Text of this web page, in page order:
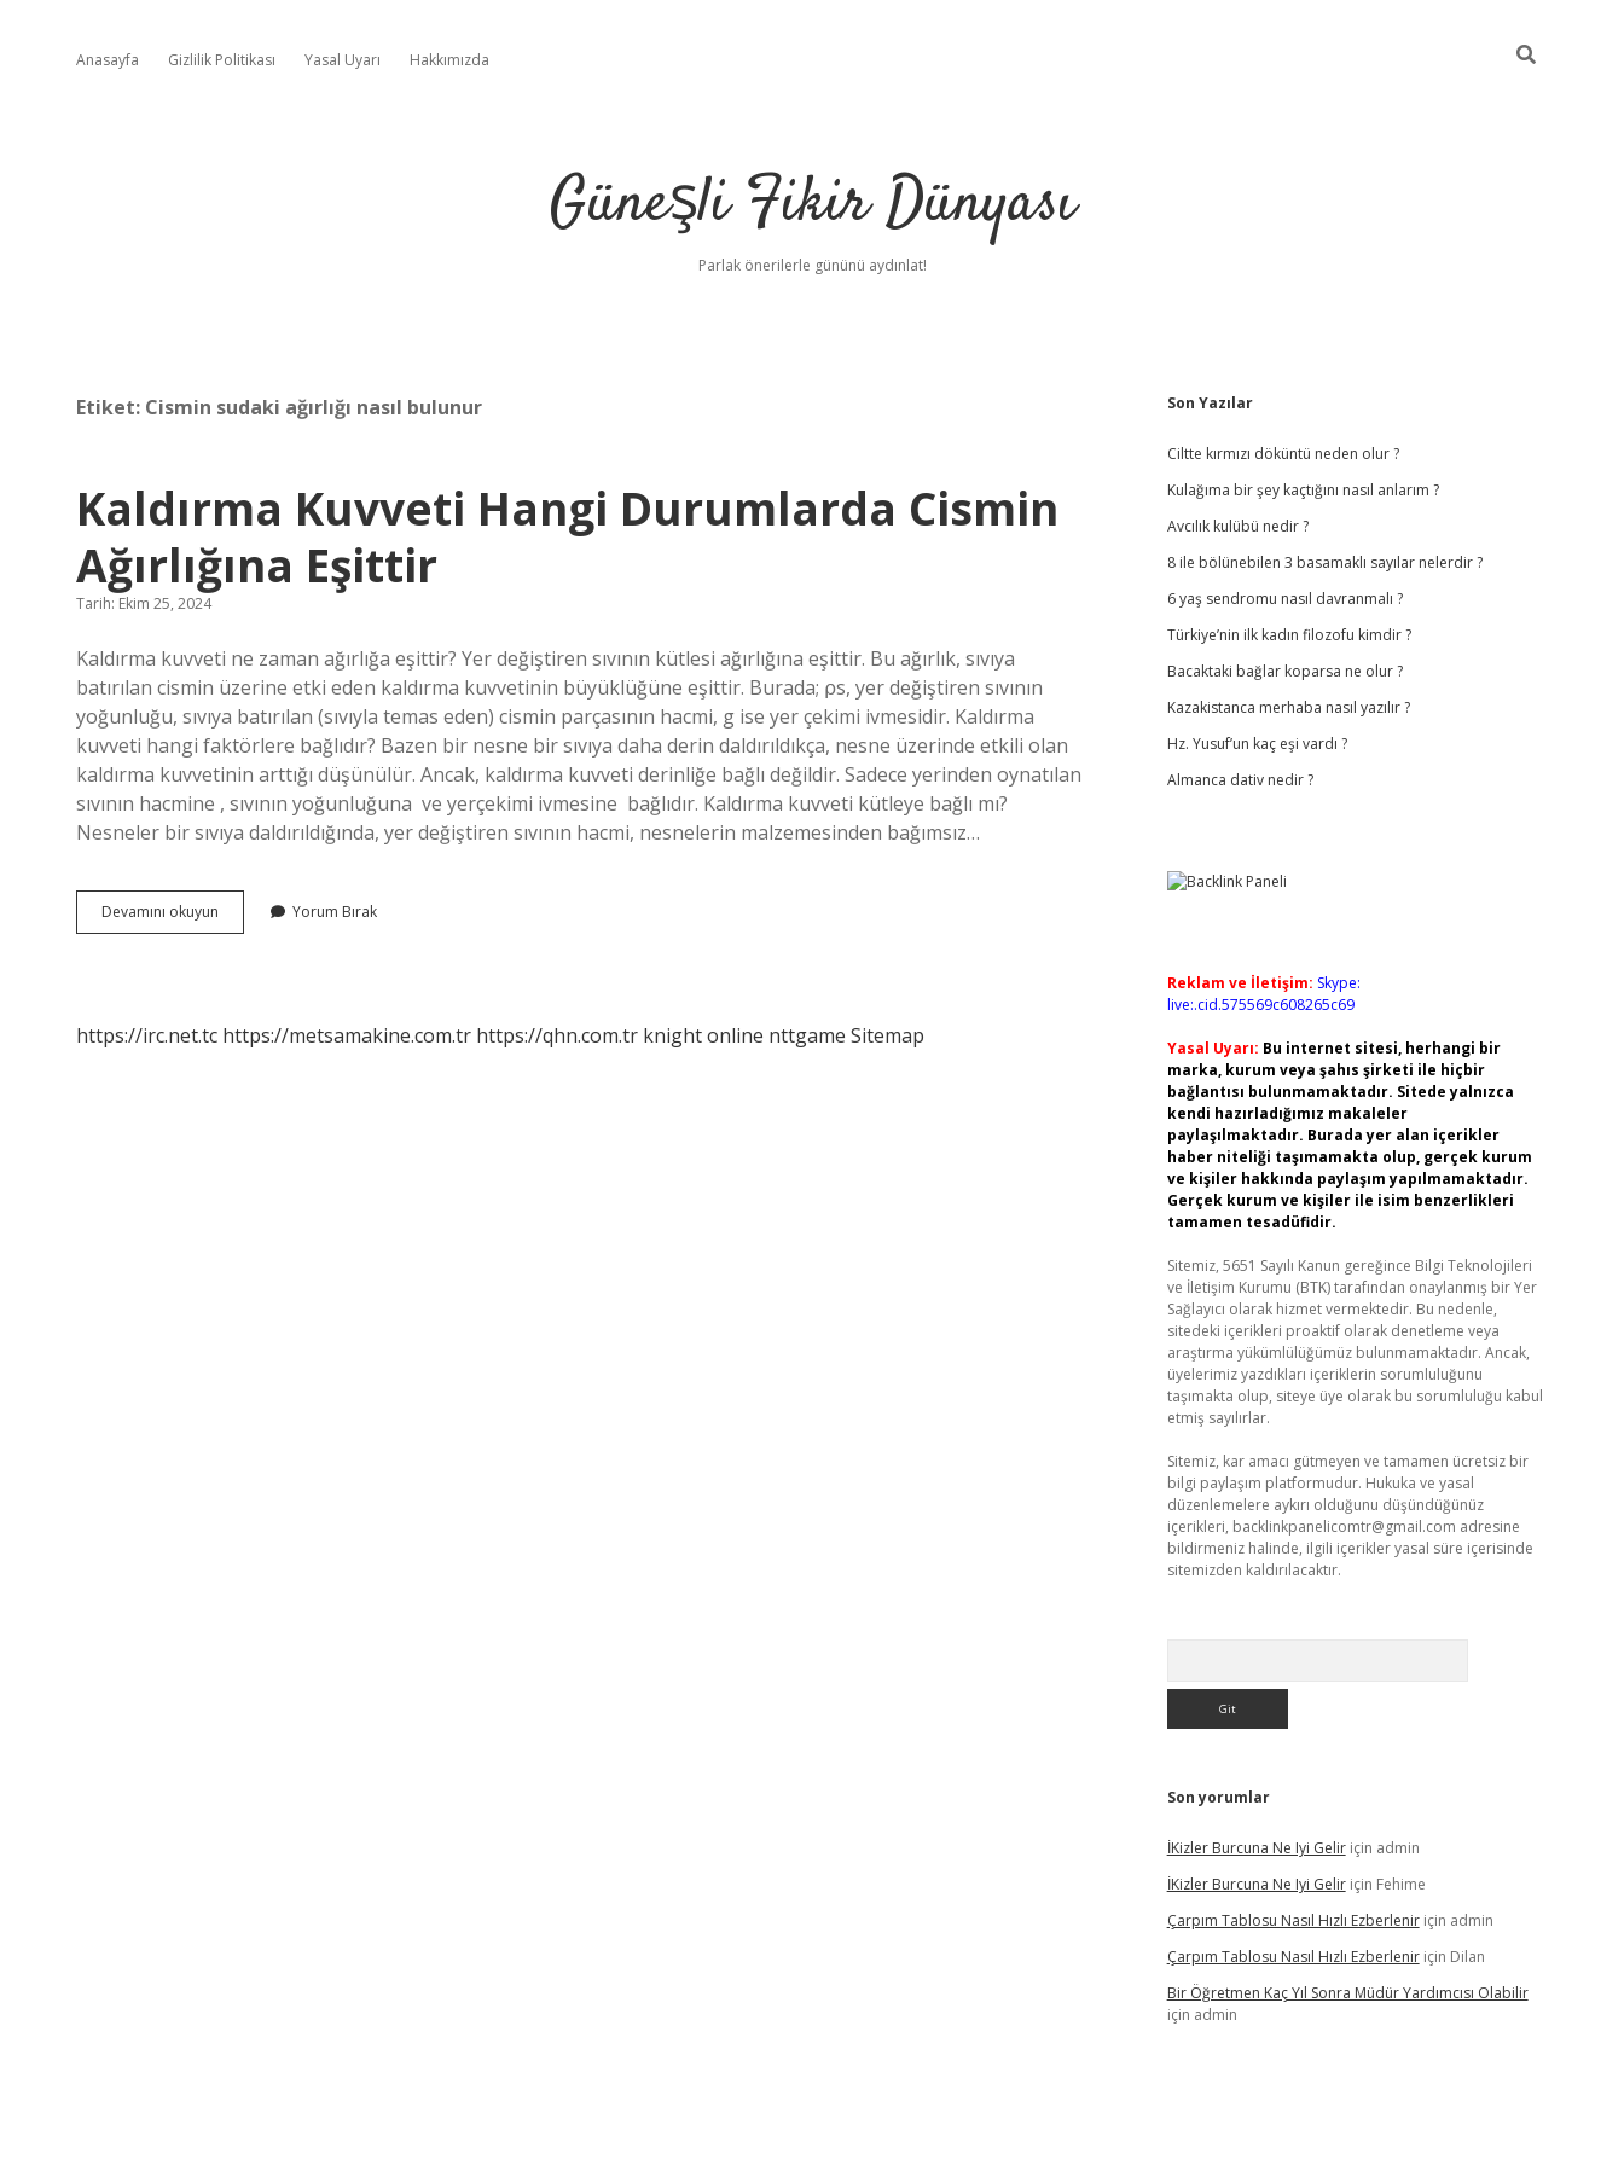
Anasayfa Gizlilik Politikası Yasal Uyarı Hakkımızda
Güneşli Fikir Dünyası
Parlak önerilerle gününü aydınlat!
Etiket: Cismin sudaki ağırlığı nasıl bulunur
Kaldırma Kuvveti Hangi Durumlarda Cismin
Ağırlığına Eşittir
Tarih: Ekim 25, 2024
Kaldırma kuvveti ne zaman ağırlığa eşittir? Yer değiştiren sıvının kütlesi ağırlığına eşittir. Bu ağırlık, sıvıya
batırılan cismin üzerine etki eden kaldırma kuvvetinin büyüklüğüne eşittir. Burada; ⍴s, yer değiştiren sıvının
yoğunluğu, sıvıya batırılan (sıvıyla temas eden) cismin parçasının hacmi, g ise yer çekimi ivmesidir. Kaldırma
kuvveti hangi faktörlere bağlıdır? Bazen bir nesne bir sıvıya daha derin daldırıldıkça, nesne üzerinde etkili olan
kaldırma kuvvetinin arttığı düşünülür. Ancak, kaldırma kuvveti derinliğe bağlı değildir. Sadece yerinden oynatılan
sıvının hacmine ‍, sıvının yoğunluğuna ‍ ve yerçekimi ivmesine ‍ bağlıdır. Kaldırma kuvveti kütleye bağlı mı?
Nesneler bir sıvıya daldırıldığında, yer değiştiren sıvının hacmi, nesnelerin malzemesinden bağımsız…
Devamını okuyun Kaldırma
Kuvveti
Eşittir
Yorum Bırak
https://irc.net.tc https://metsamakine.com.tr https://qhn.com.tr knight online nttgame Sitemap
Sidebar
Son Yazılar
Ciltte kırmızı döküntü neden olur ?
Kulağıma bir şey kaçtığını nasıl anlarım ?
Avcılık kulübü nedir ?
8 ile bölünebilen 3 basamaklı sayılar nelerdir ?
6 yaş sendromu nasıl davranmalı ?
Türkiye’nin ilk kadın filozofu kimdir ?
Bacaktaki bağlar koparsa ne olur ?
Kazakistanca merhaba nasıl yazılır ?
Hz. Yusuf’un kaç eşi vardı ?
Almanca dativ nedir ?
Reklam ve İletişim: Skype:
live:.cid.575569c608265c69
Yasal Uyarı: Bu internet sitesi, herhangi bir
marka, kurum veya şahıs şirketi ile hiçbir
bağlantısı bulunmamaktadır. Sitede yalnızca
kendi hazırladığımız makaleler
paylaşılmaktadır. Burada yer alan içerikler
haber niteliği taşımamakta olup, gerçek kurum
ve kişiler hakkında paylaşım yapılmamaktadır.
Gerçek kurum ve kişiler ile isim benzerlikleri
tamamen tesadüfidir.
Sitemiz, 5651 Sayılı Kanun gereğince Bilgi Teknolojileri
ve İletişim Kurumu (BTK) tarafından onaylanmış bir Yer
Sağlayıcı olarak hizmet vermektedir. Bu nedenle,
sitedeki içerikleri proaktif olarak denetleme veya
araştırma yükümlülüğümüz bulunmamaktadır. Ancak,
üyelerimiz yazdıkları içeriklerin sorumluluğunu
taşımakta olup, siteye üye olarak bu sorumluluğu kabul
etmiş sayılırlar.
Sitemiz, kar amacı gütmeyen ve tamamen ücretsiz bir
bilgi paylaşım platformudur. Hukuka ve yasal
düzenlemelere aykırı olduğunu düşündüğünüz
içerikleri, backlinkpanelicomtr@gmail.com adresine
bildirmeniz halinde, ilgili içerikler yasal süre içerisinde
sitemizden kaldırılacaktır.
Son yorumlar
İKizler Burcuna Ne Iyi Geliriçin admin
İKizler Burcuna Ne Iyi Geliriçin Fehime
Çarpım Tablosu Nasıl Hızlı Ezberleniriçin admin
Çarpım Tablosu Nasıl Hızlı Ezberleniriçin Dilan
Bir Öğretmen Kaç Yıl Sonra Müdür Yardımcısı Olabilir
için admin
ilbethiltonbet